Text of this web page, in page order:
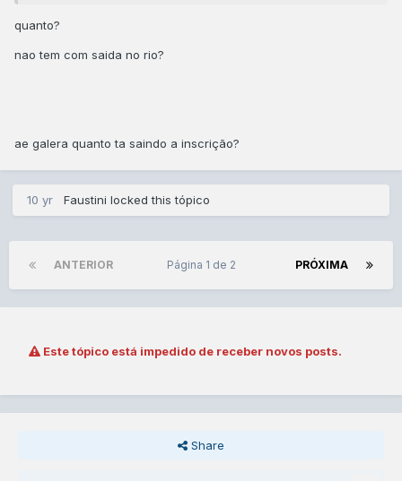
quanto?
nao tem com saida no rio?
ae galera quanto ta saindo a inscrição?
10 yr Faustini locked this tópico
ANTERIOR PRÓXIMA
Página 1 de 2
Este tópico está impedido de receber novos posts.
Share